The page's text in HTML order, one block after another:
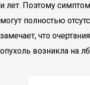
и лет. Поэтому
могут полностью
замечает, что
опухоль возникла на